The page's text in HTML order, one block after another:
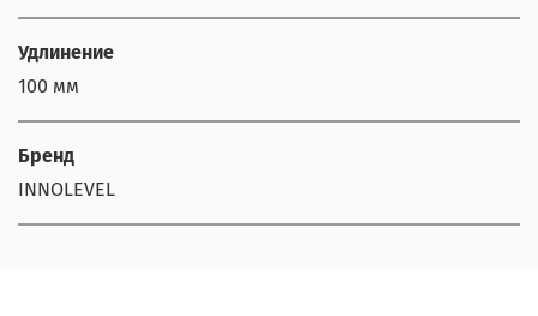
Удлинение
100 мм
Бренд
INNOLEVEL